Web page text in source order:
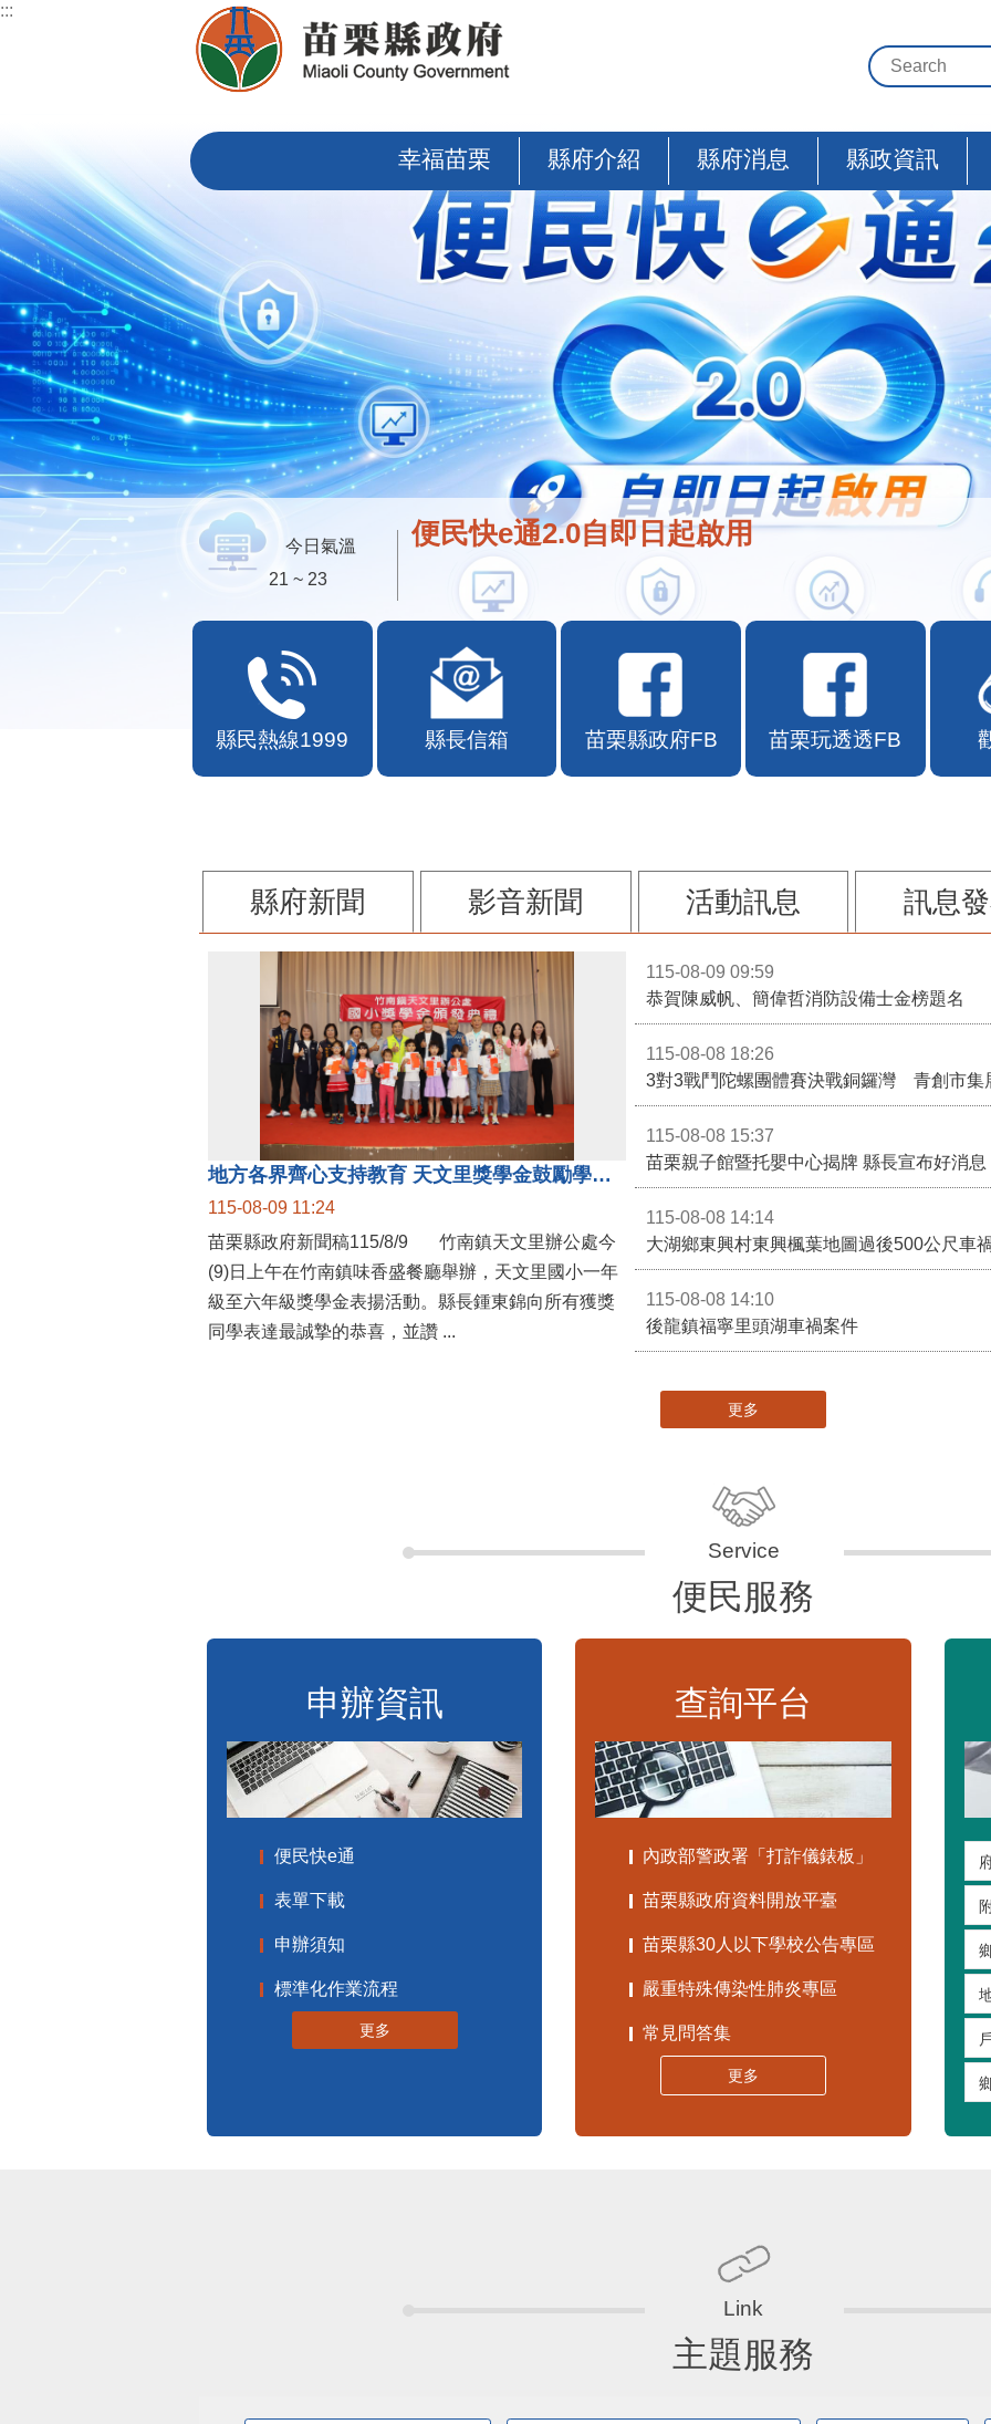
跳到主要內容區塊
:::
幸福苗栗 縣府介紹 縣府消息 縣政資訊
便民快e通2.0自即日起啟用
今日氣溫
21 ~ 23
縣民熱線1999 縣長信箱 苗栗縣政府FB 苗栗玩透透FB
縣府新聞 影音新聞 活動訊息 訊息
地方各界齊心支持教育 天文里獎學金鼓勵學童勇敢追夢
115-08-09 11:24
苗栗縣政府新聞稿115/8/9 竹南鎮天文里辦公處今
(9)日上午在竹南鎮味香盛餐廳舉辦，天文里國小一年
級至六年級獎學金表揚活動。縣長鍾東錦向所有獲獎
同學表達最誠摯的恭喜，並讚 ...
115-08-09 09:59
恭賀陳威帆、簡偉哲消防設備士金榜題名
115-08-08 18:26
3對3戰鬥陀螺團體賽決戰銅鑼灣 青創市集
115-08-08 15:37
苗栗親子館暨托嬰中心揭牌 縣長宣布好消
115-08-08 14:14
大湖鄉東興村東興楓葉地圖過後500公尺車
115-08-08 14:10
後龍鎮福寧里頭湖車禍案件
更多
便民服務
申辦資訊
便民快e通
表單下載
申辦須知
標準化作業流程
更多
查詢平台
內政部警政署「打詐儀錶板」
苗栗縣政府資料開放平臺
苗栗縣30人以下學校公告專區
嚴重特殊傳染性肺炎專區
常見問答集
更多
主題服務